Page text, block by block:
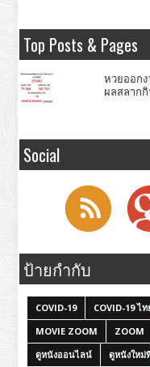
Top Posts & Pages
หวยออกง
ผลสลาก
Social
ป้ายกำกับ
COVID-19 COVID-19 ไท
MOVIE ZOOM
ZOOM
ดูหนังออนไลน์
ดูหนังใหม่